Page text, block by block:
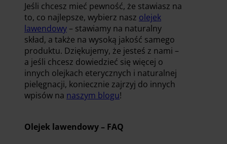
Jeśli chcesz mieć pewność, że stawiasz na
to, co najlepsze, wybierz nasz olejek
lawendowy – stawiamy na naturalny
skład, a także na wysoką jakość samego
produktu. Dziękujemy, że jesteś z nami –
a jeśli chcesz dowiedzieć się więcej o
innych olejkach eterycznych i naturalnej
pielęgnacji, koniecznie zajrzyj do innych
wpisów na naszym blogu!
Olejek lawendowy – FAQ